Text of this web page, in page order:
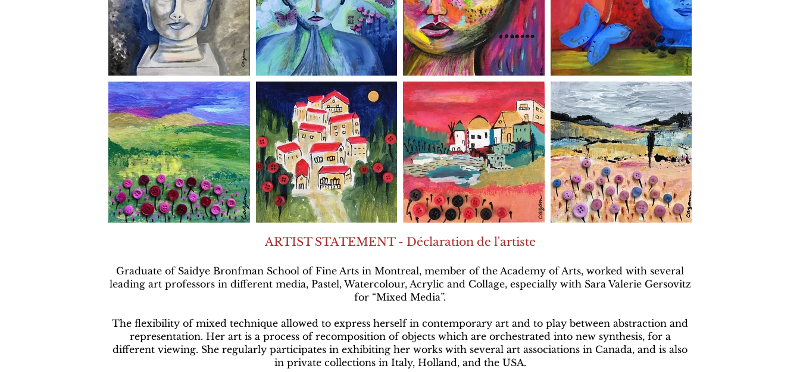
ARTIST STATEMENT - Déclaration de l'artiste
Graduate of Saidye Bronfman School of Fine Arts in Montreal, member of the Academy of Arts, worked with several
leading art professors in different media, Pastel, Watercolour, Acrylic and Collage, especially with Sara Valerie Gersovitz
for “Mixed Media”.
The flexibility of mixed technique allowed to express herself in contemporary art and to play between abstraction and
representation. Her art is a process of recomposition of objects which are orchestrated into new synthesis, for a
different viewing. She regularly participates in exhibiting her works with several art associations in Canada, and is also
in private collections in Italy, Holland, and the USA.